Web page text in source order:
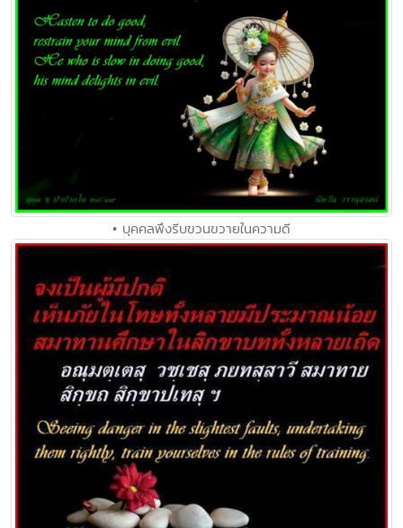
• บุคคลพึงรีบขวนขวายในความดี